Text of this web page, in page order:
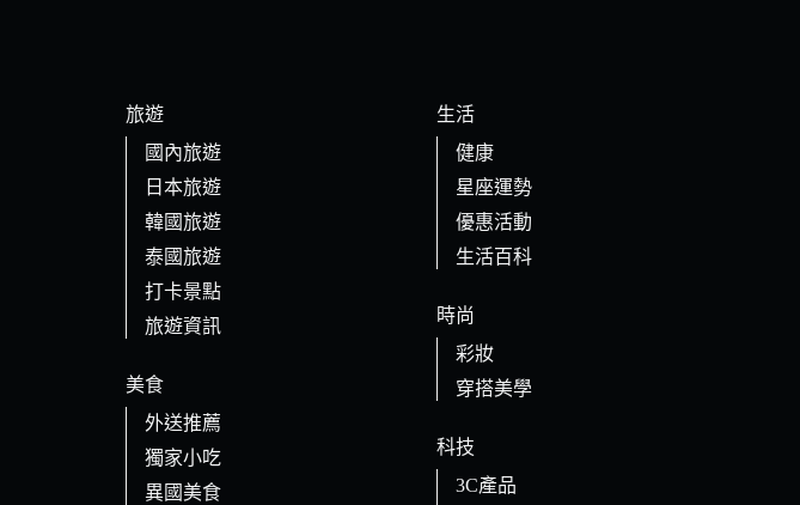
旅遊
國內旅遊
日本旅遊
韓國旅遊
泰國旅遊
打卡景點
旅遊資訊
美食
外送推薦
獨家小吃
異國美食
生活
健康
星座運勢
優惠活動
生活百科
時尚
彩妝
穿搭美學
科技
3C產品